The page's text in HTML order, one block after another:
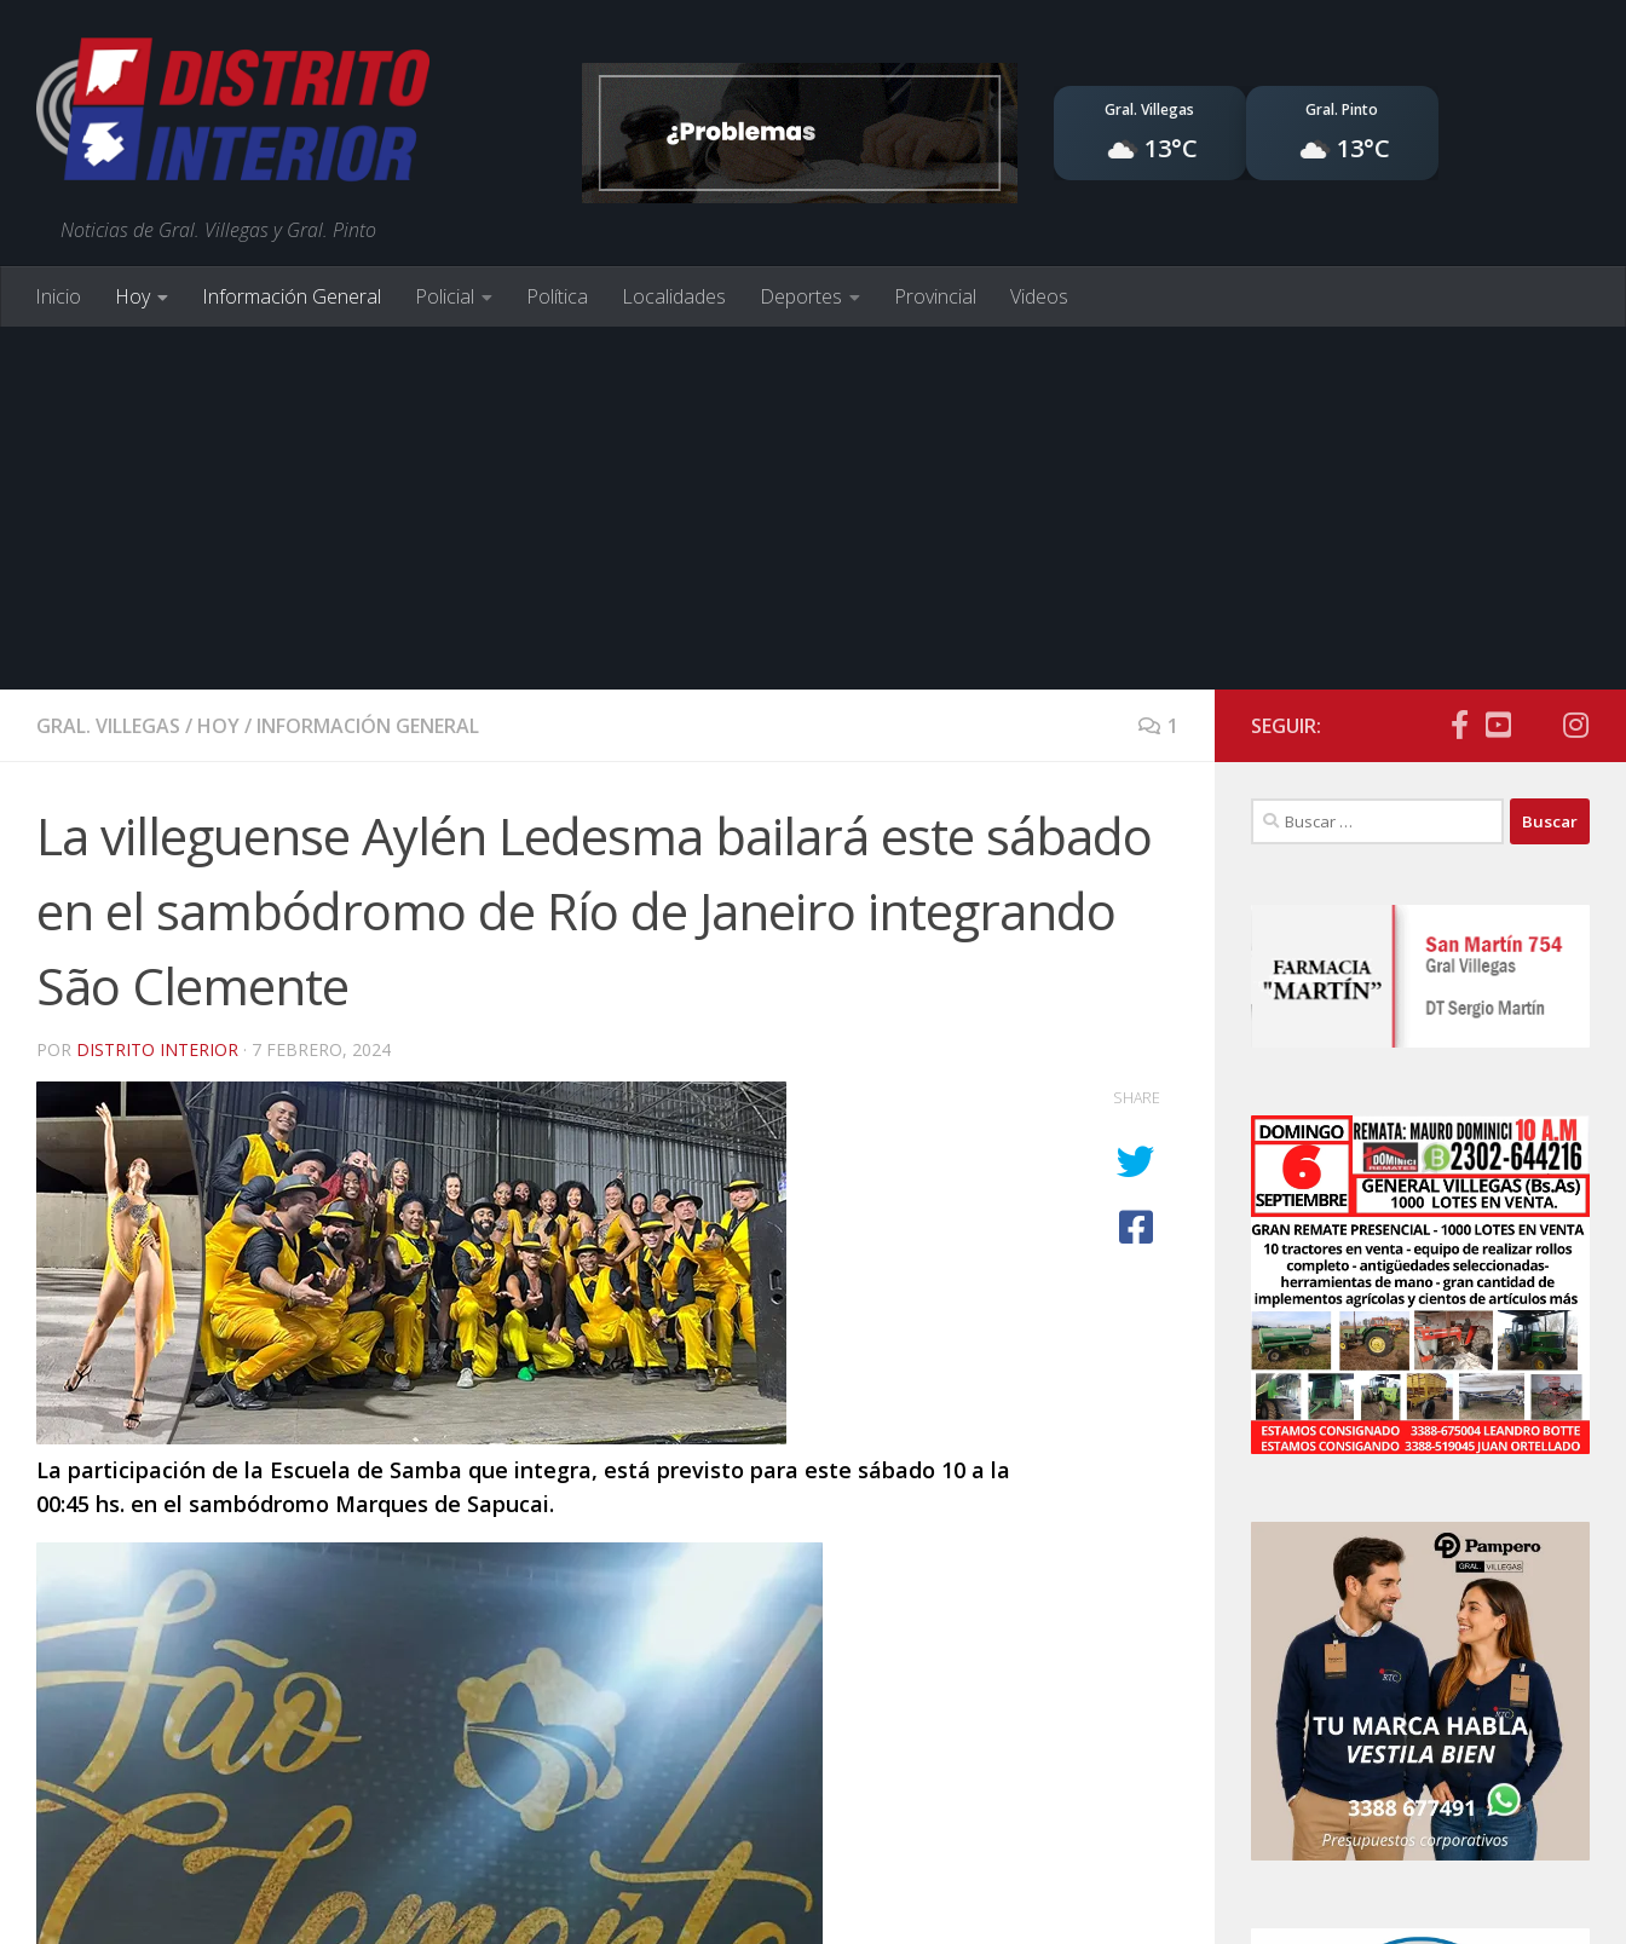
Noticias de Gral. Villegas y Gral. Pinto
Gral. Villegas
13°C
Gral. Pinto
13°C
Inicio Hoy Información General Policial Política Localidades Deportes Provincial Videos
GRAL. VILLEGAS / HOY/ INFORMACIÓN GENERAL 1
La villeguense Aylén Ledesma bailará este sábado
en el sambódromo de Río de Janeiro integrando
São Clemente
POR DISTRITO INTERIOR · 7 FEBRERO, 2024
La participación de la Escuela de Samba que integra, está previsto para este sábado 10 a la
00:45 hs. en el sambódromo Marques de Sapucai.
SHARE
SEGUIR:
Buscar: